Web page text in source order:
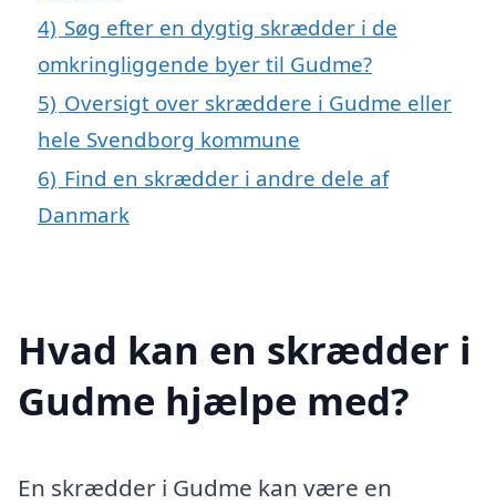
4) Søg efter en dygtig skrædder i de
omkringliggende byer til Gudme?
5) Oversigt over skræddere i Gudme eller
hele Svendborg kommune
6) Find en skrædder i andre dele af
Danmark
Hvad kan en skrædder i
Gudme hjælpe med?
En skrædder i Gudme kan være en